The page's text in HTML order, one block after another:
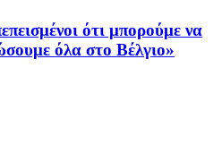
ότι μπορούμε να
όλα στο Βέλγιο»